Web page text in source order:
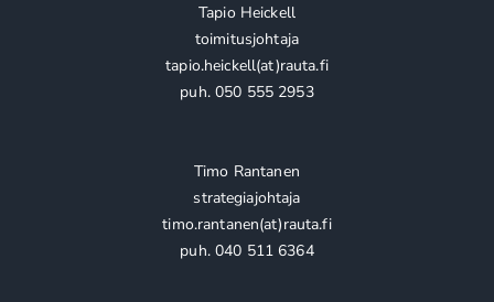
Tapio Heickell
toimitusjohtaja
tapio.heickell(at)rauta.fi
puh. 050 555 2953
Timo Rantanen
strategiajohtaja
timo.rantanen(at)rauta.fi
puh. 040 511 6364